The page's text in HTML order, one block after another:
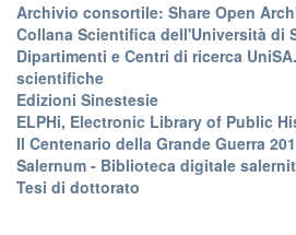
Archivio consortile: Share Open
Collana Scientifica dell'Università di
Dipartimenti e Centri di ricerca
scientifiche
Edizioni Sinestesie
ELPHi, Electronic Library of Public
Il Centenario della Grande Guerra
Salernum - Biblioteca digitale
Tesi di dottorato